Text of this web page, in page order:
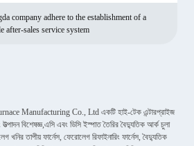
company adhere to the establishment of a
after-sales service system
Manufacturing Co., Ltd একটি হাই-টেক এন্টারপ্রাইজ
উত্পাদন বিশেষজ্ঞ,এসি এবং ডিসি ইস্পাত তৈরির বৈদ্যুতিক আর্ক চুলা
খনির তাপীয় ফার্নেস, ফেরোলেগ রিফাইনারিং ফার্নেস, বৈদ্যুতিক